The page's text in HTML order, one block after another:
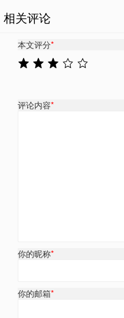
相关评论
本文评分*
评论内容*
你的昵称*
你的邮箱*